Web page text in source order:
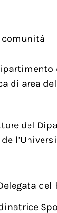
comunità
di area
del